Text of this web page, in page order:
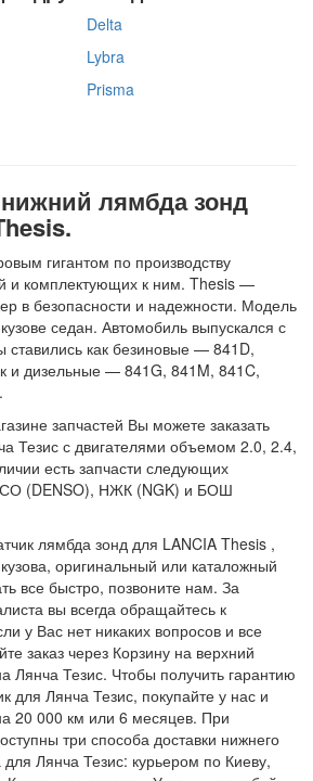
Delta
Lybra
Prisma
лямбда зонд
гигантом по производству
и комплектующих к ним. Thesis —
в безопасности и надежности. Модель
седан. Автомобиль выпускался с
как безиновые — 841D,
и дизельные — 841G, 841M, 841C,
запчастей Вы можете заказать
Тезис с двигателями объемом 2.0, 2.4,
есть запчасти следующих
(DENSO), НЖК (NGK) и БОШ
лямбда зонд для LANCIA Thesis ,
оригинальный или каталожный
все быстро, позвоните нам. За
вы всегда обращайтесь к
у Вас нет никаких вопросов и все
заказ через Корзину на верхний
Лянча Тезис. Чтобы получить гарантию
для Лянча Тезис, покупайте у нас и
20 000 км или 6 месяцев. При
три способа доставки нижнего
для Лянча Тезис: курьером по Киеву,